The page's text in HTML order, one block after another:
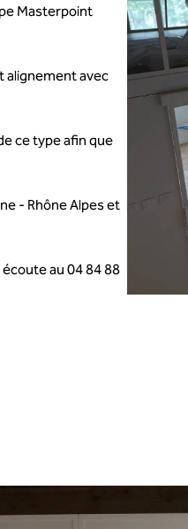
Masterpoint
alignement avec
ce type afin que
- Rhône Alpes et
au 04 84 88